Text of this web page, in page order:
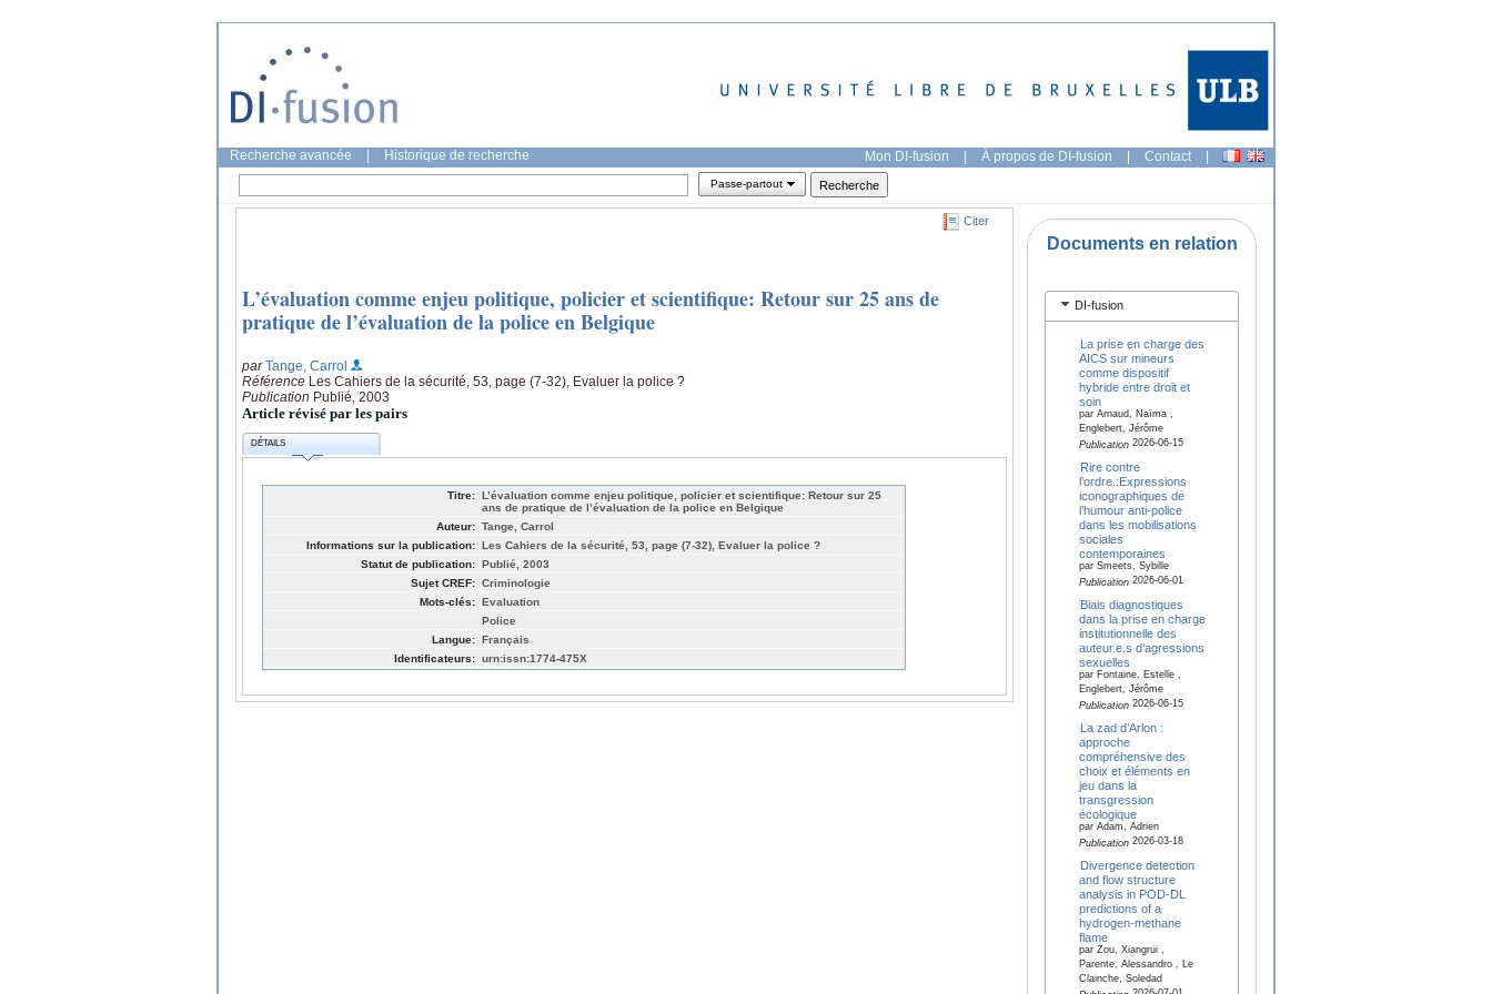
Recherche avancée Historique de recherche Mon DI-fusion | À propos de DI-fusion | Contact |
Passe-partout
Citer
L’évaluation comme enjeu politique, policier et scientifique: Retour sur 25 ans de
pratique de l’évaluation de la police en Belgique
parTange, Carrol
Référence Les Cahiers de la sécurité, 53, page (7-32), Evaluer la police ?
Publication Publié, 2003
Article révisé par les pairs
DÉTAILS
Titre: L’évaluation comme enjeu politique, policier et scientifique: Retour sur 25
ans de pratique de l’évaluation de la police en Belgique
Auteur: Tange, Carrol
Informations sur la publication: Les Cahiers de la sécurité, 53, page (7-32), Evaluer la police ?
Statut de publication: Publié, 2003
Sujet CREF: Criminologie
Mots-clés: Evaluation
Police
Langue: Français
Identificateurs: urn:issn:1774-475X
Documents en relation
DI-fusion
La prise en charge des
AICS sur mineurs
comme dispositif
hybride entre droit et
soin
par Arnaud, Naïma ,
Englebert, Jérôme
Publication2026-06-15
Rire contre
l’ordre.:Expressions
iconographiques de
l’humour anti-police
dans les mobilisations
sociales
contemporaines
par Smeets, Sybille
Publication2026-06-01
Biais diagnostiques
dans la prise en charge
institutionnelle des
auteur.e.s d’agressions
sexuelles
par Fontaine, Estelle ,
Englebert, Jérôme
Publication2026-06-15
La zad d’Arlon :
approche
compréhensive des
choix et éléments en
jeu dans la
transgression
écologique
par Adam, Adrien
Publication2026-03-18
Divergence detection
and flow structure
analysis in POD-DL
predictions of a
hydrogen-methane
flame
par Zou, Xiangrui ,
Parente, Alessandro , Le
Clainche, Soledad